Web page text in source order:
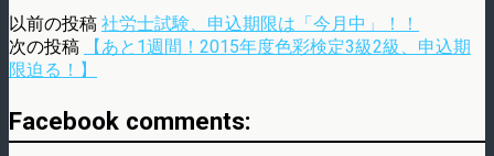
以前の投稿 社労士試験、申込期限は「今月中」！！
次の投稿
【あと1週間！2015年度色彩検定3級2級、申込期
限迫る！】
Facebook comments: